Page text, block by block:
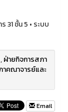
31 ชั้น 5 • ระบบ
,ฝ่ายกิจการสภา
าคณาจารย์และ
Email